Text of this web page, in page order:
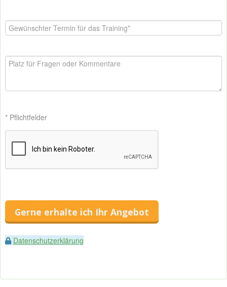
* Pflichtfelder
Gerne erhalte ich Ihr Angebot
Datenschutzerklärung